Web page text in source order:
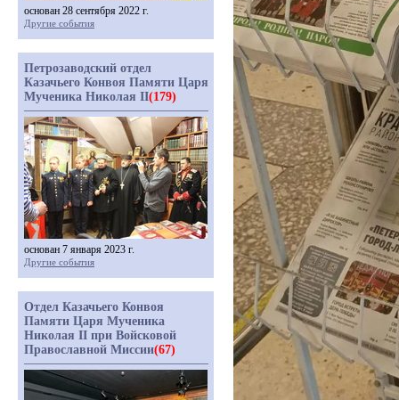
основан 28 сентября 2022 г.
Другие события
Петрозаводский отдел
Казачьего Конвоя Памяти Царя
Мученика Николая II(179)
основан 7 января 2023 г.
Другие события
Отдел Казачьего Конвоя
Памяти Царя Мученика
Николая II при Войсковой
Православной Миссии(67)